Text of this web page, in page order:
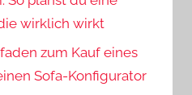
wirklich wirkt
zum Kauf eines
Sofa-Konfigurator